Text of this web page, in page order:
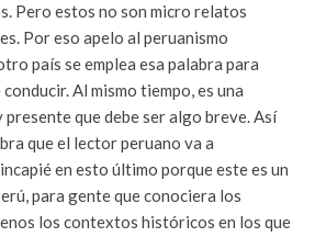
Pero estos no son micro relatos
Por eso apelo al peruanismo
país se emplea esa palabra para
Al mismo tiempo, es una
presente que debe ser algo breve. Así
que el lector peruano va a
en esto último porque este es un
para gente que conociera los
los contextos históricos en los que